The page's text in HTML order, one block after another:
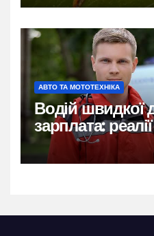
АВТО ТА МОТОТЕХНІКА
Водій швидкої
зарплата: